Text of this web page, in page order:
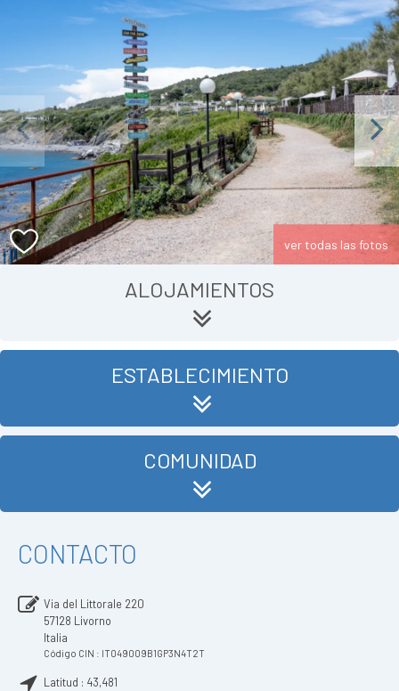
Next
ver todas las fotos
ALOJAMIENTOS
ESTABLECIMIENTO
COMUNIDAD
CONTACTO
Via del Littorale 220
57128 Livorno
Italia
Código CIN : IT049009B1GP3N4T2T
Latitud : 43,481